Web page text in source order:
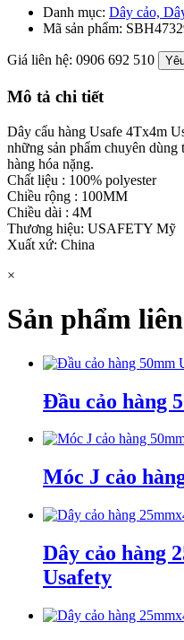
Danh mục: Dây cảo,
Mã sản phẩm:
Giá liên hệ: 0906 692 510
Mô tả chi tiết
Dây cẩu hàng Usafe 4Tx4m
những sản phẩm chuyên dùng
hàng hóa nặng.
Chất liệu : 100% polyester
Chiều rộng : 100MM
Chiều dài : 4M
Thương hiệu: USAFETY Mỹ
Xuất xứ: China
×
Sản phẩm
Đầu cảo hàng
Móc J cảo
Dây cảo hàng
Usafety